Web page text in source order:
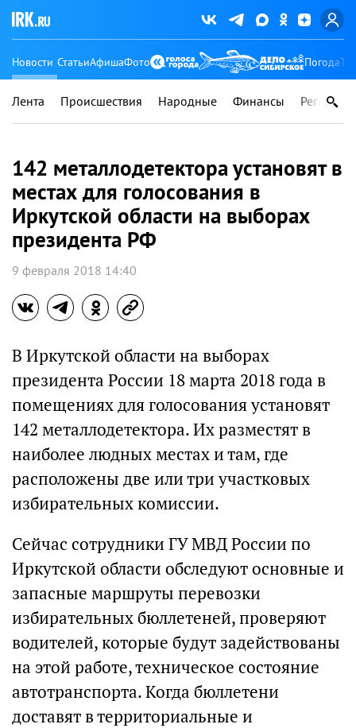
Новости СтатьиАфишаФото Погода
Лента Происшествия Народные Финансы Регионы
142 металлодетектора установят в
местах для голосования в
Иркутской области на выборах
президента РФ
9 февраля 2018 14:40
В Иркутской области на выборах
президента России 18 марта 2018 года в
помещениях для голосования установят
142 металлодетектора. Их разместят в
наиболее людных местах и там, где
расположены две или три участковых
избирательных комиссии.
Сейчас сотрудники ГУ МВД России по
Иркутской области обследуют основные и
запасные маршруты перевозки
избирательных бюллетеней, проверяют
водителей, которые будут задействованы
на этой работе, техническое состояние
автотранспорта. Когда бюллетени
доставят в территориальные и